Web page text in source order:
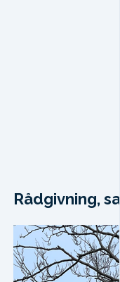
Rådgivning,